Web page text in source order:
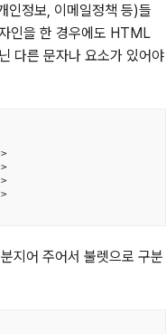
인정보, 이메일정책 등)들
인을 한 경우에도 HTML
다른 문자나 요소가 있어야
지어 주어서 불렛으로 구분